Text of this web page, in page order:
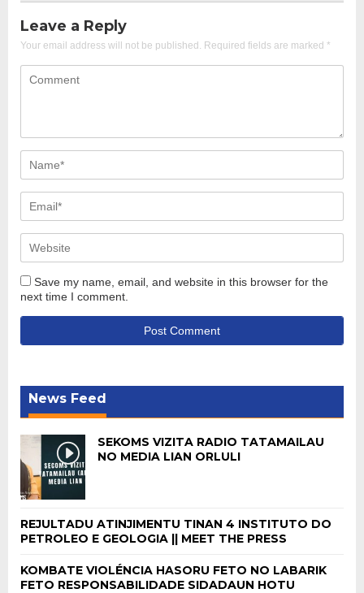
Leave a Reply
Your email address will not be published. Required fields are marked *
Save my name, email, and website in this browser for the
next time I comment.
News Feed
SEKOMS VIZITA RADIO TATAMAILAU
NO MEDIA LIAN ORLULI
REJULTADU ATINJIMENTU TINAN 4 INSTITUTO DO
PETROLEO E GEOLOGIA || MEET THE PRESS
KOMBATE VIOLÉNCIA HASORU FETO NO LABARIK
FETO RESPONSABILIDADE SIDADAUN HOTU